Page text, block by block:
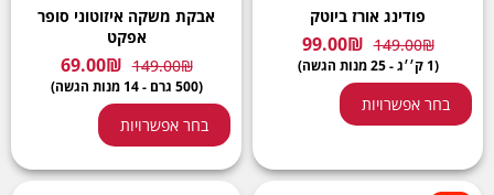
פודינג אורז ביוטק
149.00₪
99.00₪
(1 ק׳׳ג - 25 מנות הגשה)
בחר אפשרויות
אבקת משקה איזוטוני סופר
אפקט
149.00₪
69.00₪
(500 גרם - 14 מנות הגשה)
בחר אפשרויות